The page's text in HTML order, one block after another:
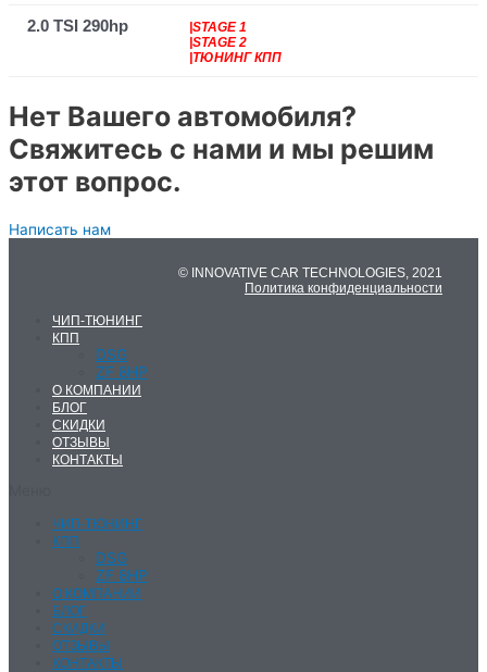
2.0 TSI 290hp
|STAGE 1
|STAGE 2
|ТЮНИНГ КПП
Нет Вашего автомобиля?
Свяжитесь с нами и мы решим
этот вопрос.
Написать нам
© INNOVATIVE CAR TECHNOLOGIES, 2021
Политика конфиденциальности
ЧИП-ТЮНИНГ
КПП
DSG
ZF 8HP
О КОМПАНИИ
БЛОГ
СКИДКИ
ОТЗЫВЫ
КОНТАКТЫ
ЧИП-ТЮНИНГ
КПП
DSG
ZF 8HP
О КОМПАНИИ
БЛОГ
СКИДКИ
ОТЗЫВЫ
КОНТАКТЫ